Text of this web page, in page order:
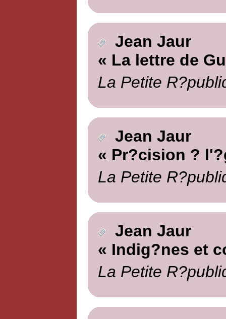
Jean Jaur
« La lettre de
La Petite
Jean Jaur
« Pr?cision ?
La Petite
Jean Jaur
« Indig?nes et
La Petite